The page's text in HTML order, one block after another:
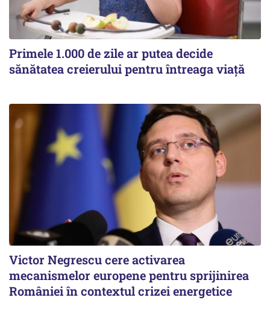
Primele 1.000 de zile ar putea decide
sănătatea creierului pentru întreaga viață
Victor Negrescu cere activarea
mecanismelor europene pentru sprijinirea
României în contextul crizei energetice